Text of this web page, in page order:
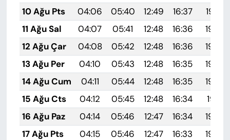
10 Ağu Pts
04:06 05:40 12:49 16:37
19:47
11 Ağu Sal
04:07 05:41 12:48 16:36
19:46
12 Ağu Çar
04:08 05:42 12:48 16:36
19:44
13 Ağu Per
04:10 05:43 12:48 16:35
19:43
14 Ağu Cum
04:11 05:44 12:48 16:35
19:42
15 Ağu Cts
04:12 05:45 12:48 16:34
19:41
16 Ağu Paz
04:14 05:46 12:47 16:34
19:39
17 Ağu Pts
04:15 05:46 12:47 16:33
19:38